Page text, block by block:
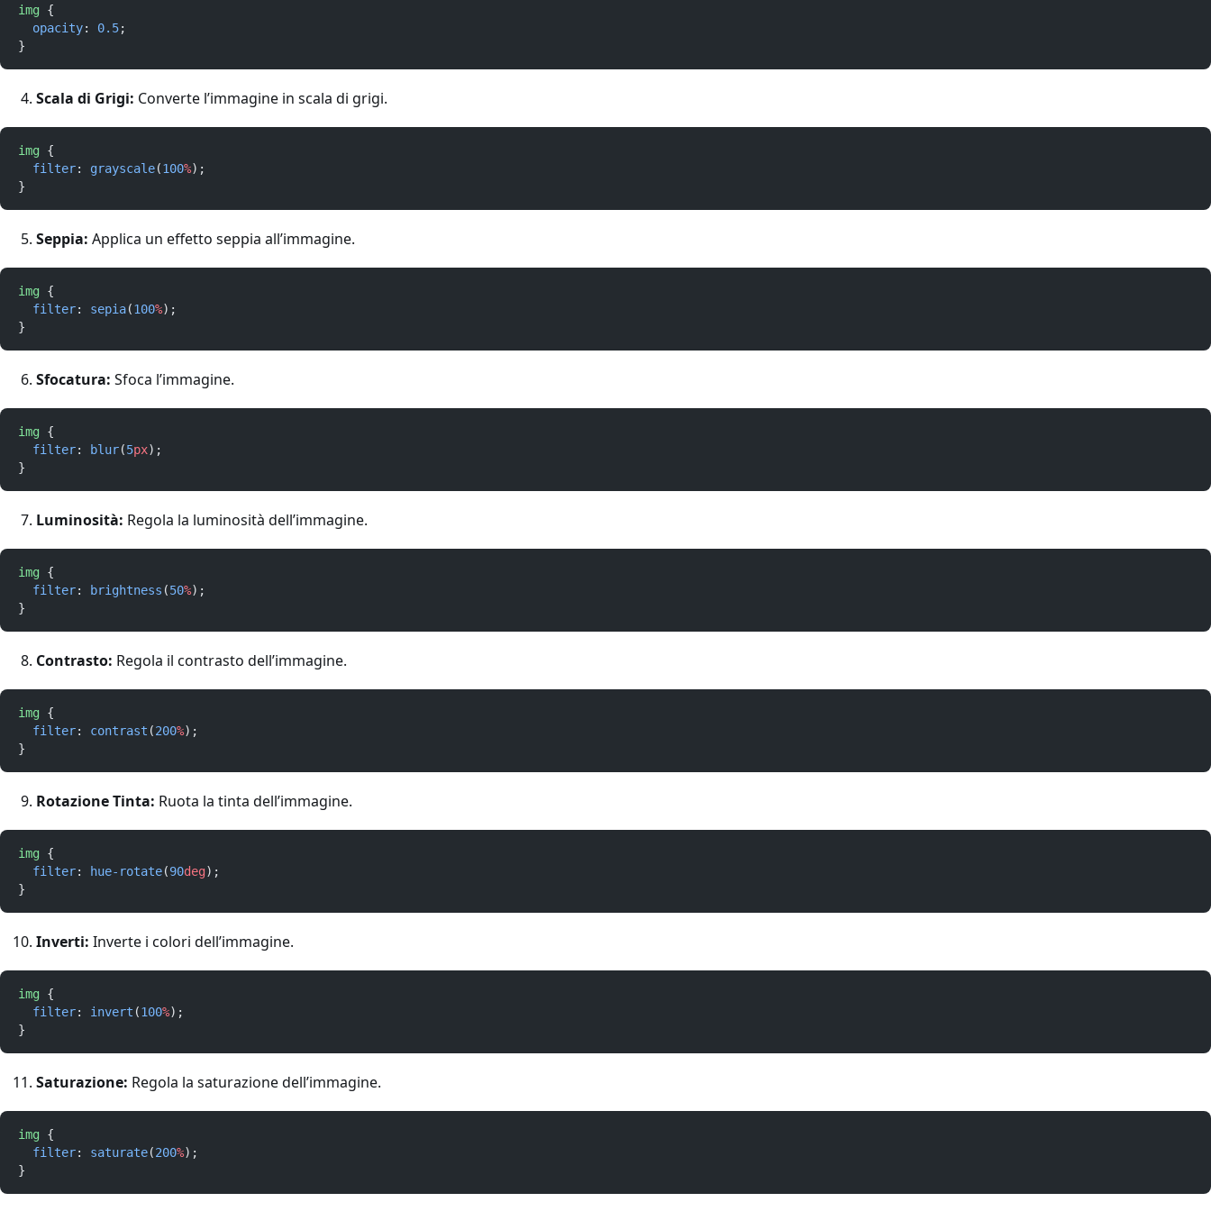
img {
opacity: 0.5;
}
Scala di Grigi: Converte l’immagine in scala di grigi.
img {
filter: grayscale(100%);
}
Seppia: Applica un effetto seppia all’immagine.
img {
filter: sepia(100%);
}
Sfocatura: Sfoca l’immagine.
img {
filter: blur(5px);
}
Luminosità: Regola la luminosità dell’immagine.
img {
filter: brightness (50%);
}
Contrasto: Regola il contrasto dell’immagine.
img {
filter: contrast (200%);
}
Rotazione Tinta: Ruota la tinta dell’immagine.
img {
filter: hue-rotate(90deg);
}
Inverti: Inverte i colori dell’immagine.
img {
filter: invert (100%);
}
Saturazione: Regola la saturazione dell’immagine.
img {
filter: saturate(200%);
}